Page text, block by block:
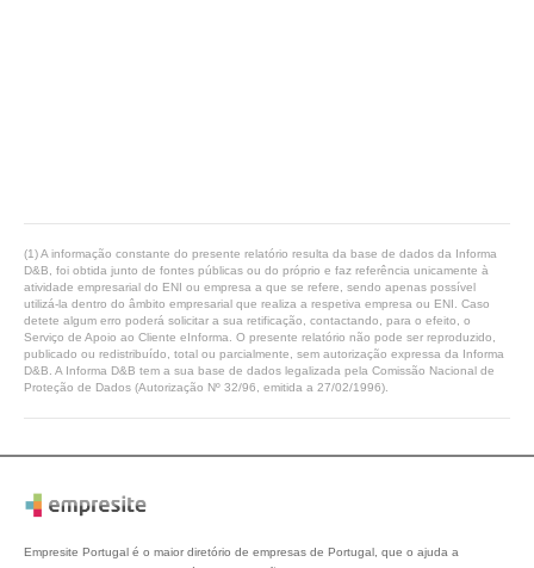
(1) A informação constante do presente relatório resulta da base de dados da Informa
D&B, foi obtida junto de fontes públicas ou do próprio e faz referência unicamente à
atividade empresarial do ENI ou empresa a que se refere, sendo apenas possível
utilizá-la dentro do âmbito empresarial que realiza a respetiva empresa ou ENI. Caso
detete algum erro poderá solicitar a sua retificação, contactando, para o efeito, o
Serviço de Apoio ao Cliente eInforma. O presente relatório não pode ser reproduzido,
publicado ou redistribuído, total ou parcialmente, sem autorização expressa da Informa
D&B. A Informa D&B tem a sua base de dados legalizada pela Comissão Nacional de
Proteção de Dados (Autorização Nº 32/96, emitida a 27/02/1996).
Empresite Portugal é o maior diretório de empresas de Portugal, que o ajuda a